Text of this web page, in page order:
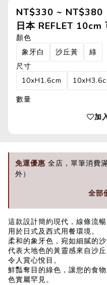
NT$330 ~ NT$380
日本 REFLET 10cm
顏色
象牙白
沙丘黃
綠
尺寸
10xH1.6cm
數量
加
免運優惠 全店，單筆消費
外）
全部
這款設計簡約現代，線條流
用於日式及西式用餐環境。
柔和的象牙色，宛如細膩的
代表大地色的黃靈感來自沙
令人賞心悅目。
鮮豔奪目的綠色，讓您的食
色實屬罕見。